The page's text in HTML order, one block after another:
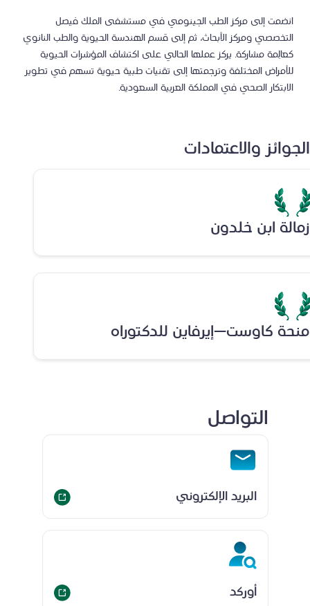
انضمت إلى مركز الطب الجينومي في مستشفى الملك فيصل
التخصصي ومركز الأبحاث، ثم إلى قسم الهندسة الحيوية والطب النانوي
كعالِمة مشاركة. يركز عملها الحالي على اكتشاف المؤشرات الحيوية
للأمراض المختلفة وترجمتها إلى تقنيات طبية حيوية تسهم في تطوير
الابتكار الصحي في المملكة العربية السعودية.
الجوائز والاعتمادات
زمالة ابن خلدون
منحة كاوست–إيرفاين للدكتوراه
التواصل
البريد الإلكتروني
أوركد